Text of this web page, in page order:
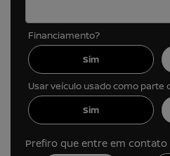
Financiamento?
Sim
Usar veículo usado como parte
Sim
Prefiro que entre em contato